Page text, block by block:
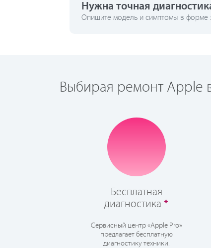
Нужна точная
Опишите модель и симптомы в форме
Выбирая ремонт Apple
Бесплатная
диагностика*
Сервисный центр «Apple Pro»
предлагает бесплатную
диагностику техники.